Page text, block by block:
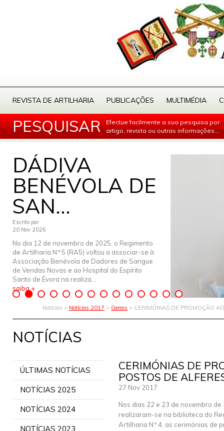
REVISTA DE ARTILHARIA PUBLICAÇÕES MULTIMÉDIA
PESQUISAR
Efectue facilmente a sua pesquisa por
artigo, revista ou outras informações...
DÁDIVA
BENÉVOLA DE
SAN...
Escrito por
20 Nov 2025
No dia 12 de novembro de 2025, o Regimento
de Artilharia N.º 5 (RA5) voltou a associar-se à
Associação Benévola de Dadores de Sangue
de Vendas Novas e ao Hospital do Espírito
Santo de Évora na realiza...
saiba +
Notícias > Notícias 2017 > Gerais > CERIMÓNIAS DE PROMOÇÃO
NOTÍCIAS
ÚLTIMAS NOTÍCIAS
NOTÍCIAS 2025
NOTÍCIAS 2024
NOTÍCIAS 2023
CERIMÓNIAS DE
POSTOS DE
27 Nov 2017
Nos dias 22 e 23 de novembro de
realizaram-se na biblioteca do
Artilharia N.º 4, as cerimónias de